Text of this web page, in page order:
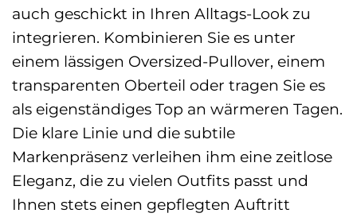
auch geschickt in Ihren Alltags-Look zu
integrieren. Kombinieren Sie es unter
einem lässigen Oversized-Pullover, einem
transparenten Oberteil oder tragen Sie es
als eigenständiges Top an wärmeren Tagen.
Die klare Linie und die subtile
Markenpräsenz verleihen ihm eine zeitlose
Eleganz, die zu vielen Outfits passt und
Ihnen stets einen gepflegten Auftritt